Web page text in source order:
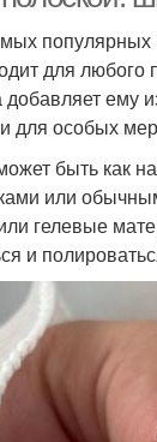
популярных
для любого
ему
для особых
быть как
или
гелевые
и